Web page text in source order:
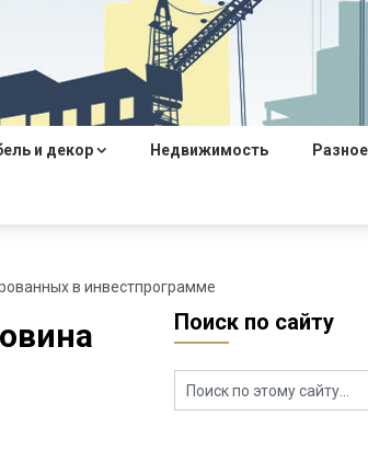
и декор Недвижимость Разное
в инвестпрограмме
Поиск по сайту